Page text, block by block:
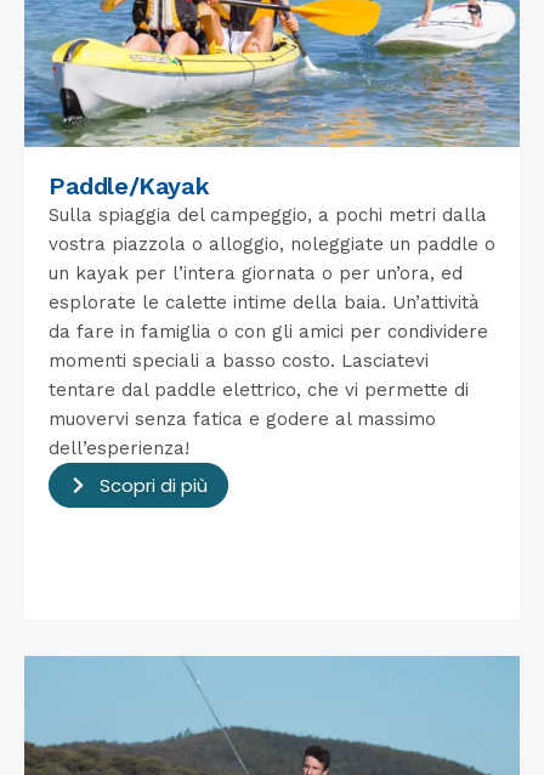
Paddle/Kayak
Sulla spiaggia del campeggio, a pochi metri dalla
vostra piazzola o alloggio, noleggiate un paddle o
un kayak per l’intera giornata o per un’ora, ed
esplorate le calette intime della baia. Un’attività
da fare in famiglia o con gli amici per condividere
momenti speciali a basso costo. Lasciatevi
tentare dal paddle elettrico, che vi permette di
muovervi senza fatica e godere al massimo
dell’esperienza!
Scopri di più